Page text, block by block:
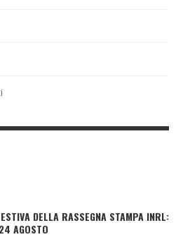
DELLA RASSEGNA STAMPA INRL:
AGOSTO